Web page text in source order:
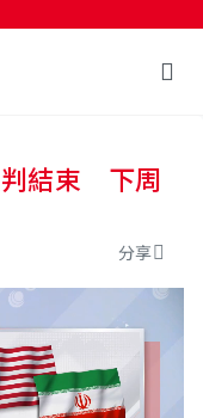
判結束 下周
分享